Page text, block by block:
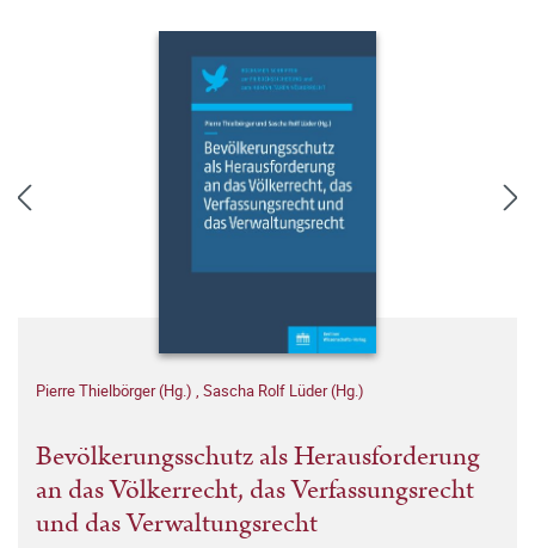
Pierre Thielbörger (Hg.) , Sascha Rolf Lüder (Hg.)
Bevölkerungsschutz als Herausforderung
an das Völkerrecht, das Verfassungsrecht
und das Verwaltungsrecht